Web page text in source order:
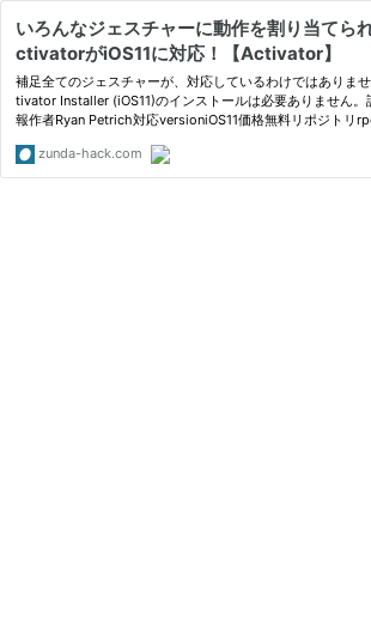
いろんなジェスチャーに動作を割り当てら
ctivatorがiOS11に対応！【Activator】
補足全てのジェスチャーが、対応しているわけではありま
tivator Installer (iOS11)のインストールは必要ありません。
報作者Ryan Petrich対応versioniOS11価格無料リポジトリ
zunda-hack.com